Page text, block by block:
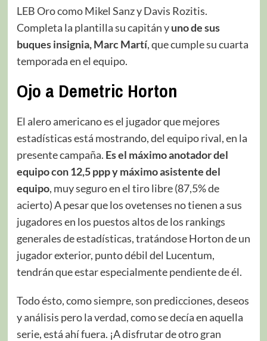
LEB Oro como Mikel Sanz y Davis Rozitis.
Completa la plantilla su capitán yuno de sus
buques insignia, Marc Martí, que cumple su cuarta
temporada en el equipo.
Ojo a Demetric Horton
El alero americano es el jugador que mejores
estadísticas está mostrando, del equipo rival, en la
presente campaña. Es el máximo anotador del
equipo con 12,5 ppp y máximo asistente del
equipo, muy seguro en el tiro libre (87,5% de
acierto) A pesar que los ovetenses no tienen a sus
jugadores en los puestos altos de los rankings
generales de estadísticas, tratándose Horton de un
jugador exterior, punto débil del Lucentum,
tendrán que estar especialmente pendiente de él.
Todo ésto, como siempre, son predicciones, deseos
y análisis pero la verdad, como se decía en aquella
serie, está ahí fuera. ¡A disfrutar de otro gran